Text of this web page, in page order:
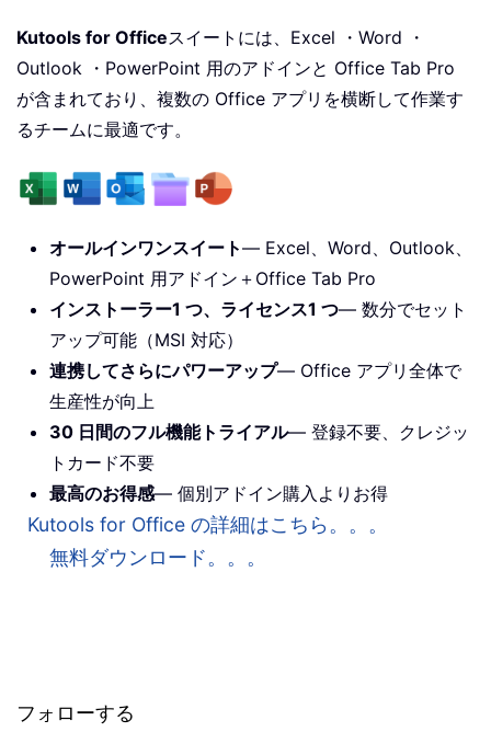
Kutools for Officeスイートには、Excel ・Word ・
Outlook ・PowerPoint 用のアドインと Office Tab Pro
が含まれており、複数の Office アプリを横断して作業す
るチームに最適です。
オールインワンスイート— Excel、Word、Outlook、
PowerPoint 用アドイン＋Office Tab Pro
インストーラー1 つ、ライセンス1 つ— 数分でセット
アップ可能（MSI 対応）
連携してさらにパワーアップ— Office アプリ全体で
生産性が向上
30 日間のフル機能トライアル— 登録不要、クレジッ
トカード不要
最高のお得感— 個別アドイン購入よりお得
Kutools for Office の詳細はこちら。。。
無料ダウンロード。。。
フォローする